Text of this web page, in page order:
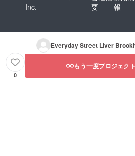
Inc.
要
報
Everyday Street Liver
0
もう一度プロジェク